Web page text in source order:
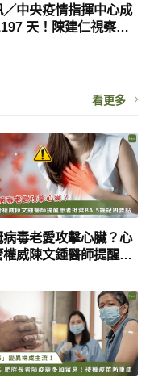
／中央疫情指揮中心成
天！陳建仁視察同
看更多
病毒老愛攻擊心臟？心
權威陳文鍾醫師提醒患